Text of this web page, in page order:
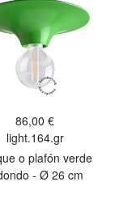
86,00 €
light.164.gr
o plafón verde
- Ø 26 cm